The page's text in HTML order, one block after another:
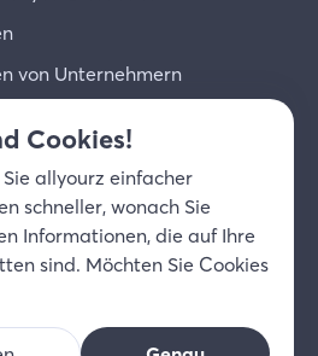
von Unternehmern
Nutzungsbedingungen
Cookies!
Sie allyourz einfacher
schneller, wonach Sie
Informationen, die auf Ihre
sind. Möchten Sie Cookies